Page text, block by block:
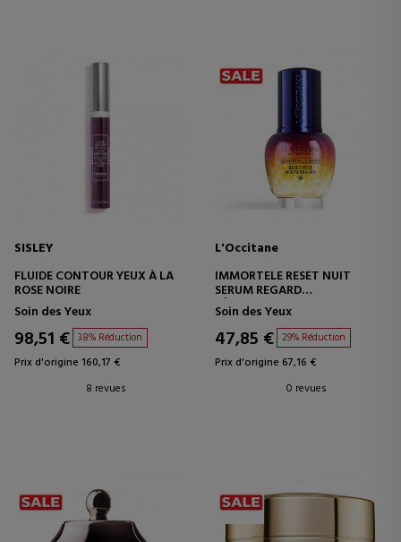
SISLEY
FLUIDE CONTOUR YEUX À LA
ROSE NOIRE
Soin des Yeux
98,51 € 38% Réduction
Prix d'origine 160,17 €
8 revues
L'Occitane
IMMORTELE RESET NUIT
SERUM REGARD
SÉRUM CONTOUR DES YEUX
Soin des Yeux
47,85 € 29% Réduction
Prix d'origine 67,16 €
0 revues